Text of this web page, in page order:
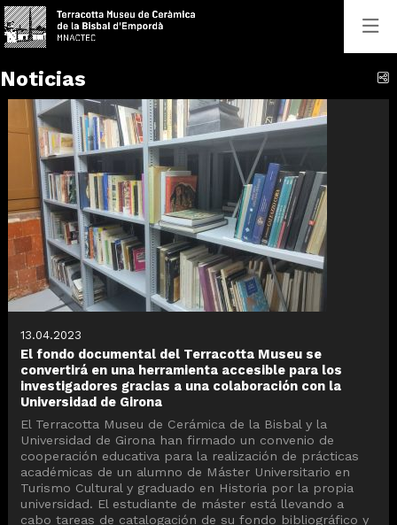
Noticias
13.04.2023
El fondo documental del Terracotta Museu se
convertirá en una herramienta accesible para los
investigadores gracias a una colaboración con la
Universidad de Girona
El Terracotta Museu de Cerámica de la Bisbal y la
Universidad de Girona han firmado un convenio de
cooperación educativa para la realización de prácticas
académicas de un alumno de Máster Universitario en
Turismo Cultural y graduado en Historia por la propia
universidad. El estudiante de máster está llevando a
cabo tareas de catalogación de su fondo bibliográfico y